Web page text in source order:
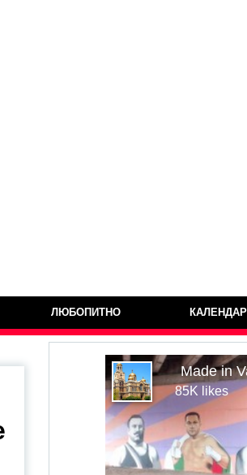
ЛЮБОПИТНО КАЛЕНДАР
Made in
85K likes